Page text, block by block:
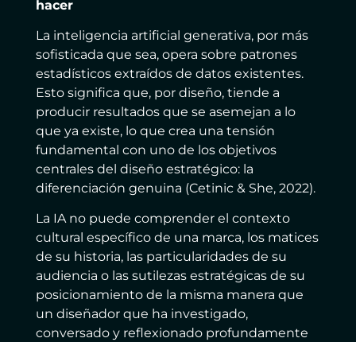
hacer
La inteligencia artificial generativa, por más
sofisticada que sea, opera sobre patrones
estadísticos extraídos de datos existentes.
Esto significa que, por diseño, tiende a
producir resultados que se asemejan a lo
que ya existe, lo que crea una tensión
fundamental con uno de los objetivos
centrales del diseño estratégico: la
diferenciación genuina (Cetinic & She, 2022).
La IA no puede comprender el contexto
cultural específico de una marca, los matices
de su historia, las particularidades de su
audiencia o las sutilezas estratégicas de su
posicionamiento de la misma manera que
un diseñador que ha investigado,
conversado y reflexionado profundamente